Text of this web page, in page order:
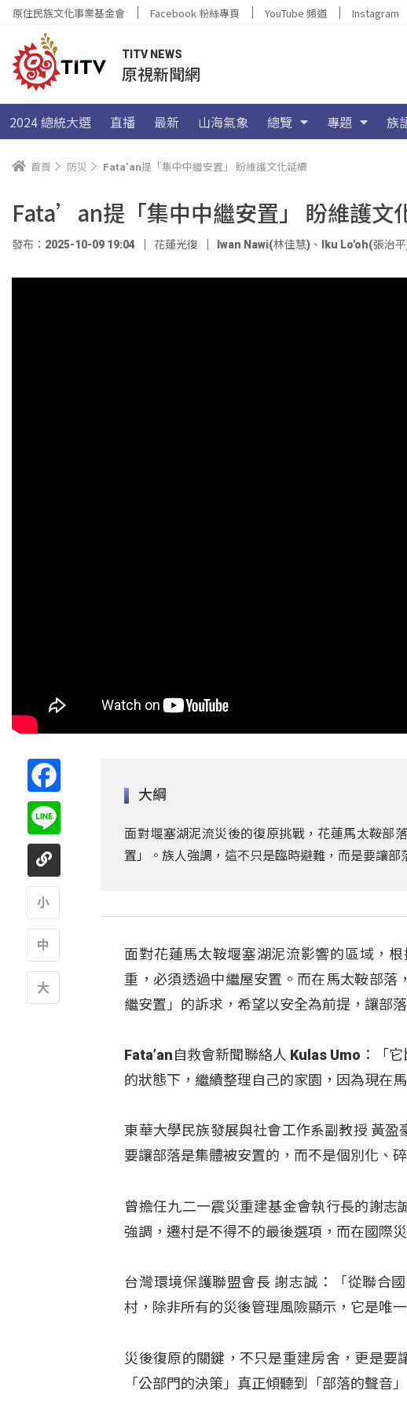
原住民族文化事業基金會 Facebook 粉絲專頁 YouTube 頻道 Instagram
TITV NEWS
原視新聞網
2024 總統大選 直播 最新 山海氣象 總覽 專題 族
首頁 防災 Fata’an提「集中中繼安置」 盼維護文化延續
Fata’an提「集中中繼安置」 盼維護文
發布：2025-10-09 19:04 花蓮光復 Iwan Nawi(林佳慧) 、 Iku Lo'oh(張治
大綱
面對堰塞湖泥流災後的復原挑戰，花蓮馬太鞍部
置」。族人強調，這不只是臨時避難，而是要讓部
面對花蓮馬太鞍堰塞湖泥流影響的區域，
重，必須透過中繼屋安置。而在馬太鞍部落
繼安置」的訴求，希望以安全為前提，讓部
Fata’an自救會新聞聯絡人 Kulas Umo：「
的狀態下，繼續整理自己的家園，因為現在
東華大學民族發展與社會工作系副教授 黃
要讓部落是集體被安置的，而不是個別化、
曾擔任九二一震災重建基金會執行長的謝
強調，遷村是不得不的最後選項，而在國際
台灣環境保護聯盟會長 謝志誠：「從聯合
村，除非所有的災後管理風險顯示，它是唯
災後復原的關鍵，不只是重建房舍，更是
「公部門的決策」真正傾聽到「部落的聲音